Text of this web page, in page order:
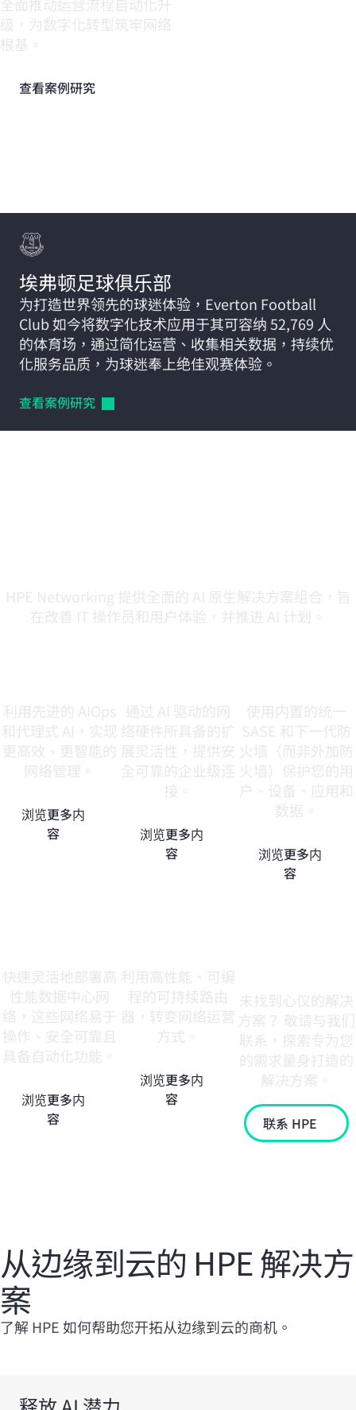
级，为数字化转型筑牢网络
根基。
查看案例研究
埃弗顿足球俱乐部
为打造世界领先的球迷体验，Everton Football
Club 如今将数字化技术应用于其可容纳 52,769 人
的体育场，通过简化运营、收集相关数据，持续优
化服务品质，为球迷奉上绝佳观赛体验。
查看案例研究
HPE Networking 提供全面的 AI 原生解决方案组合，旨
在改善 IT 操作员和用户体验，并推进 AI 计划。
利用先进的 AIOps
和代理式 AI，实现
更高效、更智能的
网络管理。
浏览更多内
容
通过 AI 驱动的网
络硬件所具备的扩
展灵活性，提供安
全可靠的企业级连
接。
浏览更多内
容
使用内置的统一
SASE 和下一代防
火墙（而非外加防
火墙）保护您的用
户、设备、应用和
数据。
浏览更多内
容
快速灵活地部署高
性能数据中心网
络，这些网络易于
操作、安全可靠且
具备自动化功能。
浏览更多内
容
利用高性能、可编
程的可持续路由
器，转变网络运营
方式。
浏览更多内
容
未找到心仪的解决
方案？ 敬请与我们
联系，探索专为您
的需求量身打造的
解决方案。
联系 HPE
从边缘到云的 HPE 解决方
案
了解 HPE 如何帮助您开拓从边缘到云的商机。